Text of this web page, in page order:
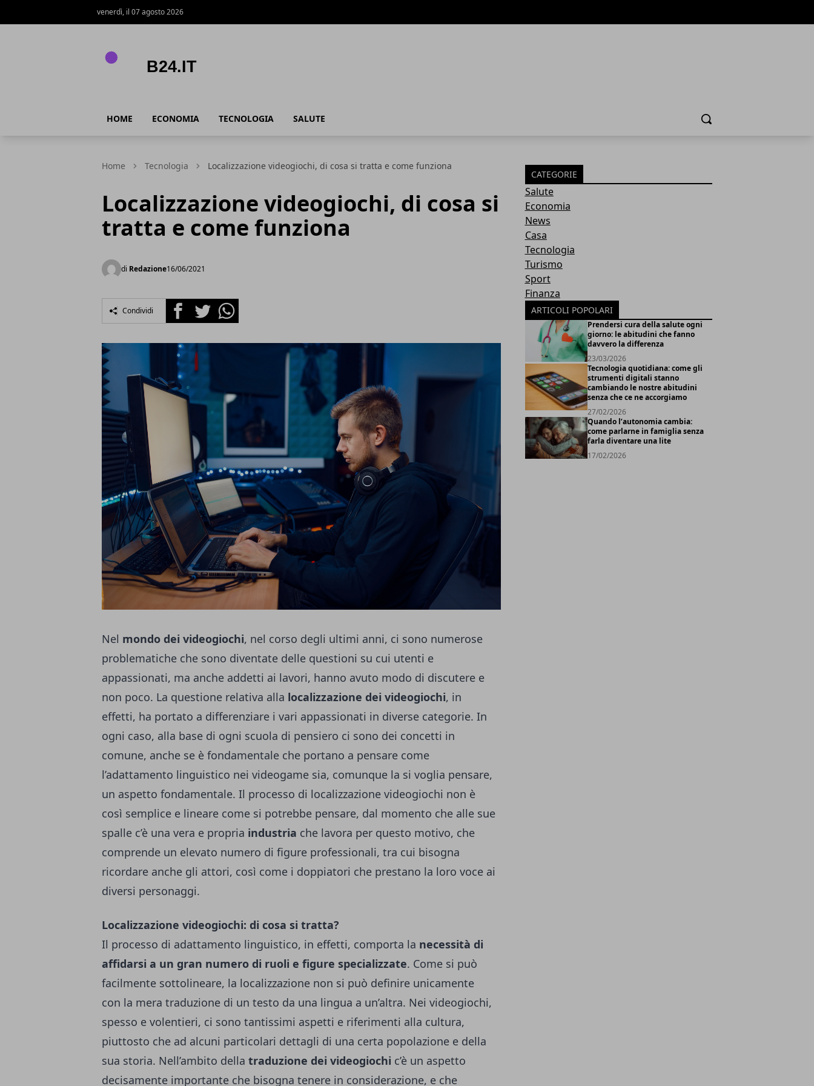
venerdì, il 07 agosto 2026
HOME ECONOMIA TECNOLOGIA SALUTE Cerca
Home Tecnologia Localizzazione videogiochi, di cosa si tratta e come funziona
Localizzazione videogiochi, di cosa si
tratta e come funziona
di Redazione16/06/2021
Condividi FacebookTwitterWhatsapp
Nel mondo dei videogiochi, nel corso degli ultimi anni, ci sono numerose
problematiche che sono diventate delle questioni su cui utenti e
appassionati, ma anche addetti ai lavori, hanno avuto modo di discutere e
non poco. La questione relativa alla localizzazione dei videogiochi, in
effetti, ha portato a differenziare i vari appassionati in diverse categorie. In
ogni caso, alla base di ogni scuola di pensiero ci sono dei concetti in
comune, anche se è fondamentale che portano a pensare come
l’adattamento linguistico nei videogame sia, comunque la si voglia pensare,
un aspetto fondamentale. Il processo di localizzazione videogiochi non è
così semplice e lineare come si potrebbe pensare, dal momento che alle sue
spalle c’è una vera e propria industria che lavora per questo motivo, che
comprende un elevato numero di figure professionali, tra cui bisogna
ricordare anche gli attori, così come i doppiatori che prestano la loro voce ai
diversi personaggi.
Localizzazione videogiochi: di cosa si tratta?
Il processo di adattamento linguistico, in effetti, comporta la necessità di
affidarsi a un gran numero di ruoli e figure specializzate. Come si può
facilmente sottolineare, la localizzazione non si può definire unicamente
con la mera traduzione di un testo da una lingua a un’altra. Nei videogiochi,
spesso e volentieri, ci sono tantissimi aspetti e riferimenti alla cultura,
piuttosto che ad alcuni particolari dettagli di una certa popolazione e della
sua storia. Nell’ambito della traduzione dei videogiochi c’è un aspetto
decisamente importante che bisogna tenere in considerazione, e che
CATEGORIE
Salute
Economia
News
Casa
Tecnologia
Turismo
Sport
Finanza
ARTICOLI POPOLARI
Prendersi cura della salute ogni
giorno: le abitudini che fanno
davvero la differenza
23/03/2026
Tecnologia quotidiana: come gli
strumenti digitali stanno
cambiando le nostre abitudini
senza che ce ne accorgiamo
27/02/2026
Quando l’autonomia cambia:
come parlarne in famiglia senza
farla diventare una lite
17/02/2026